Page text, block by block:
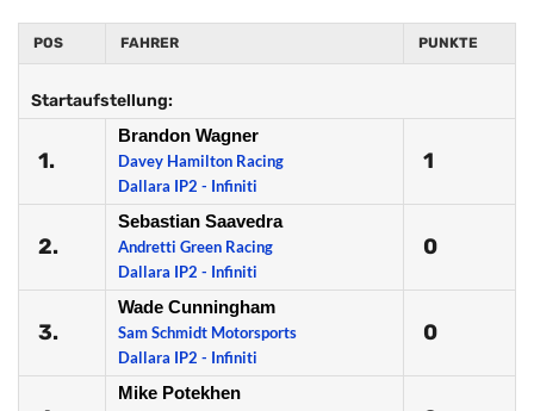
POS FAHRER PUNKTE
Startaufstellung:
1.
Brandon Wagner
Davey Hamilton Racing
Dallara IP2 - Infiniti
1
2.
Sebastian Saavedra
Andretti Green Racing
Dallara IP2 - Infiniti
0
3.
Wade Cunningham
Sam Schmidt Motorsports
Dallara IP2 - Infiniti
0
Mike Potekhen